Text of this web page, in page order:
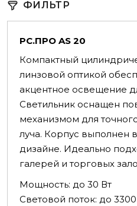
ФИЛЬТР
РС.ПРО AS 20
Компактный
линзовой оптикой
акцентное освещение
Светильник оснащен
механизмом для
луча. Корпус выполнен
дизайне. Идеально
галерей и торговых
Мощность: до 30 Вт
Световой поток: до